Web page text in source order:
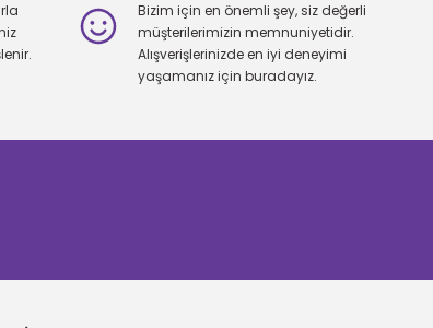
Bizim için en önemli şey, siz değerli
müşterilerimizin memnuniyetidir.
Alışverişlerinizde en iyi deneyimi
yaşamanız için buradayız.